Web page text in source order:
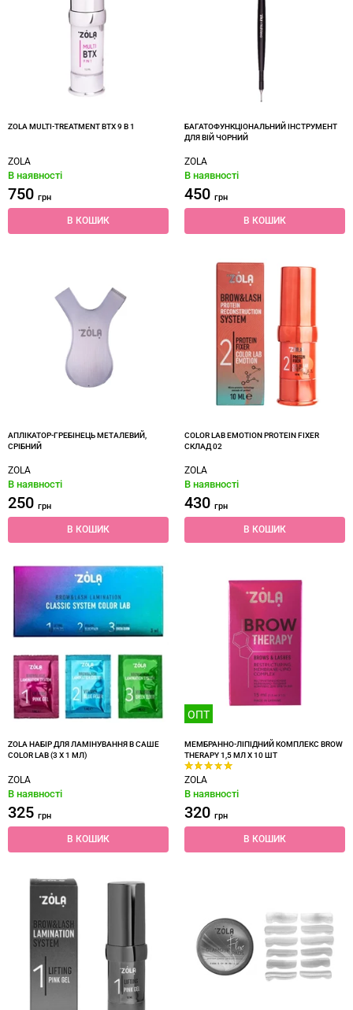
ZOLA MULTI-TREATMENT BTX 9 В 1
ZOLA
В наявності
750 грн
В КОШИК
БАГАТОФУНКЦІОНАЛЬНИЙ ІНСТРУМЕНТ
ДЛЯ ВІЙ ЧОРНИЙ
ZOLA
В наявності
450 грн
В КОШИК
АПЛІКАТОР-ГРЕБІНЕЦЬ МЕТАЛЕВИЙ,
СРІБНИЙ
ZOLA
В наявності
250 грн
В КОШИК
COLOR LAB EMOTION PROTEIN FIXER
СКЛАД 02
ZOLA
В наявності
430 грн
В КОШИК
ZOLA НАБІР ДЛЯ ЛАМІНУВАННЯ В САШЕ
COLOR LAB (3 X 1 МЛ)
ZOLA
В наявності
325 грн
В КОШИК
ОПТ
МЕМБРАННО-ЛІПІДНИЙ КОМПЛЕКС BROW
THERAPY 1,5 МЛ Х 10 ШТ
ZOLA
В наявності
320 грн
В КОШИК